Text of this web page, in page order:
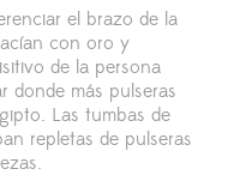
el brazo de la
con oro y
de la persona
donde más pulseras
Las tumbas de
repletas de pulseras